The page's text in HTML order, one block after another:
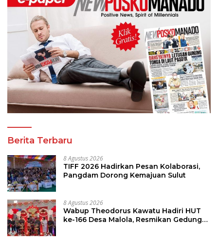
Berita Terbaru
8 Agustus 2026
TIFF 2026 Hadirkan Pesan Kolaborasi,
Pangdam Dorong Kemajuan Sulut
8 Agustus 2026
Wabup Theodorus Kawatu Hadiri HUT
ke-166 Desa Malola, Resmikan Gedung